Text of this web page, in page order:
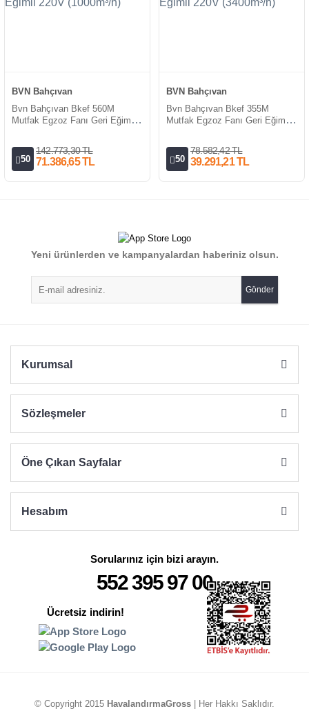
BVN Bahçıvan
Bvn Bahçıvan Bkef 560M
Mutfak Egzoz Fanı Geri Eğimli
50
142.773,30 TL
71.386,65 TL
BVN Bahçıvan
Bvn Bahçıvan Bkef 355M
Mutfak Egzoz Fanı Geri Eğimli
50
78.582,42 TL
39.291,21 TL
Yeni ürünlerden ve kampanyalardan haberiniz olsun.
Gönder
Kurumsal
Sözleşmeler
Öne Çıkan Sayfalar
Hesabım
Sorularınız için bizi arayın.
552 395 97 00
Ücretsiz indirin!
© Copyright 2015 HavalandırmaGross | Her Hakkı Saklıdır.